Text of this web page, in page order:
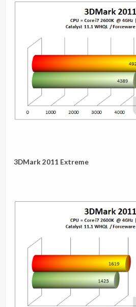
3DMark 2011 Extreme